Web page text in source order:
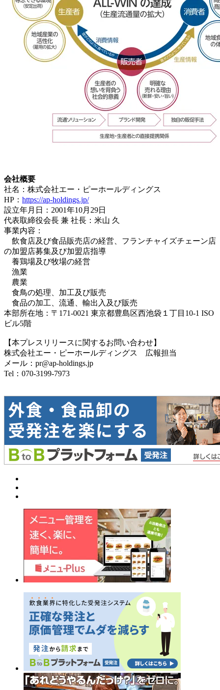
会社概要
社名：株式会社エー・ピーホールディングス
HP： https://ap-holdings.jp/
設立年月日：2001年10月29日
代表取締役会長 兼 社長：米山 久
事業内容：
飲食店及び食品販売店の経営、フランチャイズチェーン店
の加盟店募集及び加盟店指導
養鶏場及び牧場の経営
漁業
農業
食鳥の処理、加工及び販売
食品の加工、流通、輸出入及び販売
本部所在地：〒171-0021 東京都豊島区西池袋１丁目10-1 ISO
ビル5階
【本プレスリリースに関するお問い合わせ】
株式会社エー・ピーホールディングス 広報担当
メール：pr@ap-holdings.jp
Tel：070-3199-7973